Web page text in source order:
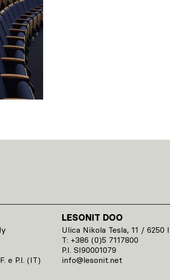
e P.I. (IT)
LESONIT DOO
Ulica Nikola Tesla, 11 /
T: +386 (0)5 7117800
P.I. SI90001079
info@lesonit.net